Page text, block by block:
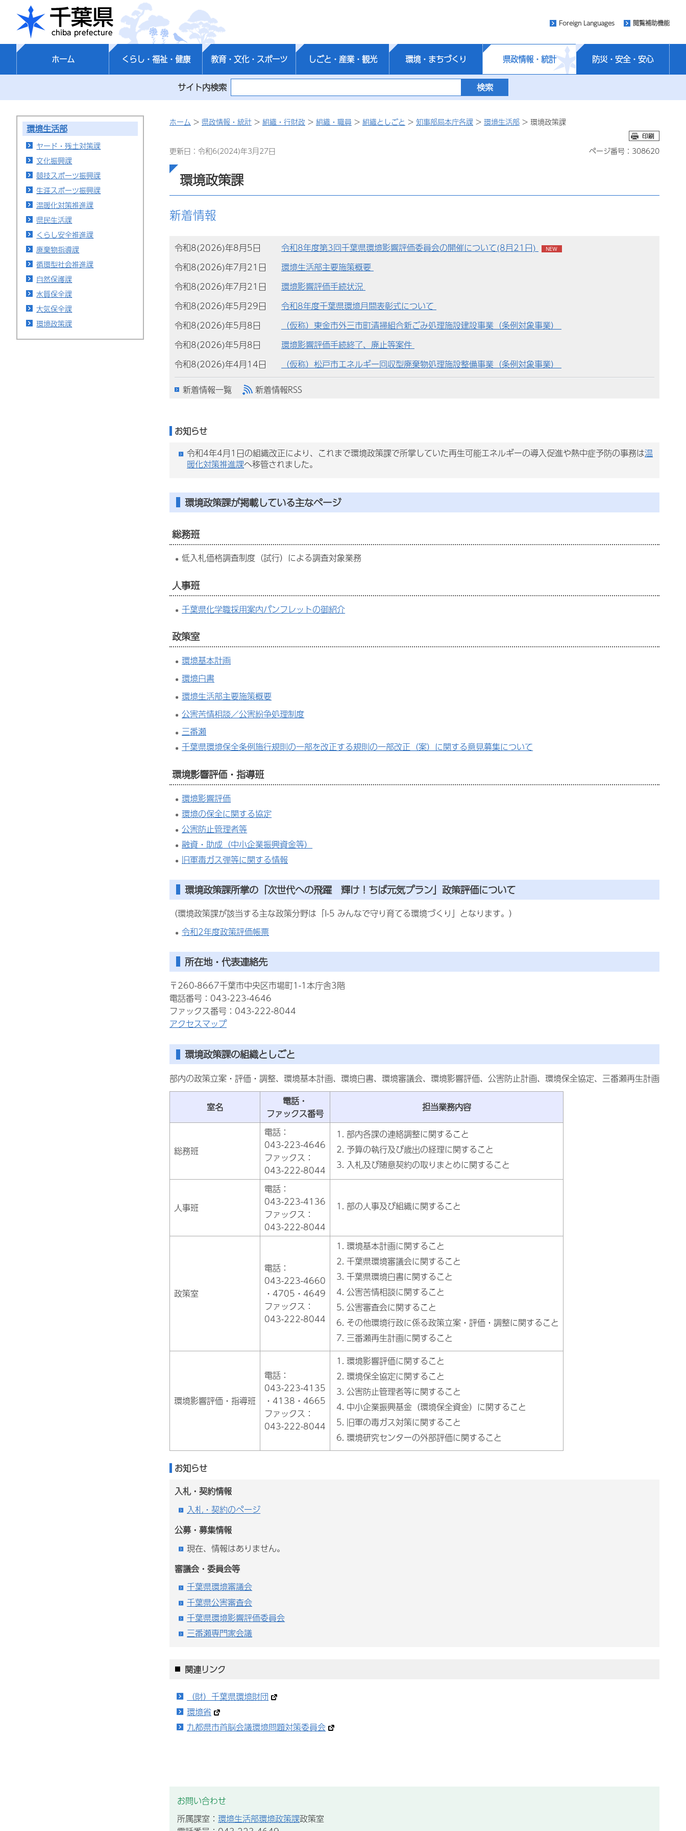
千葉県
Foreign Languages 閲覧補助機能
ホーム くらし・福祉・健康 教育・文化・スポーツ しごと・産業・観光 環境・まちづくり 県政情報・統計 防災・安全・安心
サイト内検索
環境生活部
ヤード・残土対策課
文化振興課
競技スポーツ振興課
生涯スポーツ振興課
温暖化対策推進課
県民生活課
くらし安全推進課
廃棄物指導課
循環型社会推進課
自然保護課
水質保全課
大気保全課
環境政策課
ホーム > 県政情報・統計 > 組織・行財政 > 組織・職員 > 組織としごと > 知事部局本庁各課 > 環境生活部 > 環境政策課
更新日：令和6(2024)年3月27日 ページ番号：308620
環境政策課
新着情報
令和8(2026)年8月5日
令和8年度第3回千葉県環境影響評価委員会の開催について(8月21日)
令和8(2026)年7月21日
環境生活部主要施策概要
令和8(2026)年7月21日
環境影響評価手続状況
令和8(2026)年5月29日
令和8年度千葉県環境月間表彰式について
令和8(2026)年5月8日
（仮称）東金市外三市町清掃組合新ごみ処理施設建設事業（条例対象事業）
令和8(2026)年5月8日
環境影響評価手続終了、廃止等案件
令和8(2026)年4月14日
（仮称）松戸市エネルギー回収型廃棄物処理施設整備事業（条例対象事業）
新着情報一覧
新着情報RSS
お知らせ
令和4年4月1日の組織改正により、これまで環境政策課で所掌していた再生可能エネルギーの導入促進や熱中症予防の事務は温
暖化対策推進課へ移管されました。
環境政策課が掲載している主なページ
総務班
低入札価格調査制度（試行）による調査対象業務
人事班
千葉県化学職採用案内パンフレットの御紹介
政策室
環境基本計画
環境白書
環境生活部主要施策概要
公害苦情相談／公害紛争処理制度
三番瀬
千葉県環境保全条例施行規則の一部を改正する規則の一部改正（案）に関する意見募集について
環境影響評価・指導班
環境影響評価
環境の保全に関する協定
公害防止管理者等
融資・助成（中小企業振興資金等）
旧軍毒ガス弾等に関する情報
環境政策課所掌の「次世代への飛躍 輝け！ちば元気プラン」政策評価について
（環境政策課が該当する主な政策分野は「I-5 みんなで守り育てる環境づくり」となります。）
令和2年度政策評価帳票
所在地・代表連絡先
〒260-8667千葉市中央区市場町1-1本庁舎3階
電話番号：043-223-4646
ファックス番号：043-222-8044
アクセスマップ
環境政策課の組織としごと
部内の政策立案・評価・調整、環境基本計画、環境白書、環境審議会、環境影響評価、公害防止計画、環境保全協定、三番瀬再生計画
室名
電話・
ファックス番号
担当業務内容
総務班
電話：
043-223-4646
ファックス：
043-222-8044
部内各課の連絡調整に関すること
予算の執行及び歳出の経理に関すること
入札及び随意契約の取りまとめに関すること
人事班
電話：
043-223-4136
ファックス：
043-222-8044
部の人事及び組織に関すること
政策室
電話：
043-223-4660
・4705・4649
ファックス：
043-222-8044
環境基本計画に関すること
千葉県環境審議会に関すること
千葉県環境白書に関すること
公害苦情相談に関すること
公害審査会に関すること
その他環境行政に係る政策立案・評価・調整に関すること
三番瀬再生計画に関すること
環境影響評価・指導班
電話：
043-223-4135
・4138・4665
ファックス：
043-222-8044
環境影響評価に関すること
環境保全協定に関すること
公害防止管理者等に関すること
中小企業振興基金（環境保全資金）に関すること
旧軍の毒ガス対策に関すること
環境研究センターの外部評価に関すること
お知らせ
入札・契約情報
入札・契約のページ
公募・募集情報
現在、情報はありません。
審議会・委員会等
千葉県環境審議会
千葉県公害審査会
千葉県環境影響評価委員会
三番瀬専門家会議
関連リンク
（財）千葉県環境財団
環境省
九都県市首脳会議環境問題対策委員会
お問い合わせ
所属課室： 環境生活部環境政策課政策室